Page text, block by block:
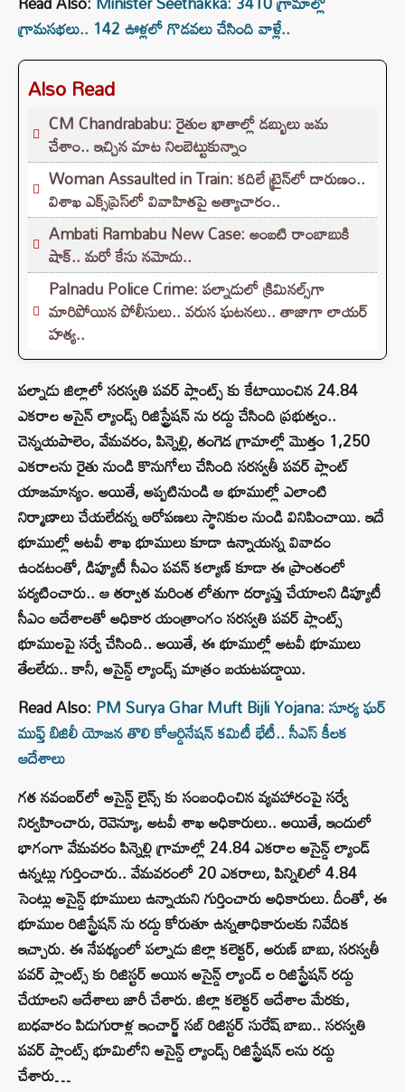
గ్రామసభలు.. 142 ఊళ్లలో గొడవలు చేసింది వాళ్లే..
Also Read
CM Chandrababu: రైతుల ఖాతాల్లో డబ్బులు జమ
చేశాం.. ఇచ్చిన మాట నిలబెట్టుకున్నాం
Woman Assaulted in Train: కదిలే ట్రైన్‌లో దారుణం..
విశాఖ ఎక్స్‌ప్రెస్‌లో వివాహితపై అత్యాచారం..
Ambati Rambabu New Case: అంబటి రాంబాబుకి
షాక్‌.. మరో కేసు నమోదు..
Palnadu Police Crime: పల్నాడులో క్రిమినల్స్‌గా
మారిపోయిన పోలీసులు.. వరుస ఘటనలు.. తాజాగా లాయర్‌
హత్య..
పల్నాడు జిల్లాలో సరస్వతి పవర్ ప్లాంట్స్ కు కేటాయించిన 24.84
ఎకరాల అసైన్ ల్యాండ్స్ రిజిస్ట్రేషన్ ను రద్దు చేసింది ప్రభుత్వం..
చెన్నయపాలెం, వేమవరం, పిన్నెల్లి, తంగెడ గ్రామాల్లో మొత్తం 1,250
ఎకరాలను రైతు నుండి కొనుగోలు చేసింది సరస్వతీ పవర్ ప్లాంట్
యాజమాన్యం. అయితే, అప్పటినుండి ఆ భూముల్లో ఎలాంటి
నిర్మాణాలు చేయలేదన్న ఆరోపణలు స్థానికుల నుండి వినిపించాయి. ఇదే
భూముల్లో అటవీ శాఖ భూములు కూడా ఉన్నాయన్న వివాదం
ఉండటంతో, డిప్యూటీ సీఎం పవన్ కల్యాణ్‌ కూడా ఈ ప్రాంతంలో
పర్యటించారు.. ఆ తర్వాత మరింత లోతుగా దర్యాప్తు చేయాలని డిప్యూటీ
సీఎం ఆదేశాలతో అధికార యంత్రాంగం సరస్వతి పవర్ ప్లాంట్స్
భూములపై సర్వే చేసింది.. అయితే, ఈ భూముల్లో అటవీ భూములు
తేలలేదు.. కానీ, అసైన్డ్ ల్యాండ్స్ మాత్రం బయటపడ్డాయి.
Read Also: PM Surya Ghar Muft Bijli Yojana: సూర్య ఘర్
ముఫ్త్ బిజిలీ యోజన తొలి కోఆర్డినేషన్‌ కమిటీ భేటీ.. సీఎస్‌ కీలక
ఆదేశాలు
గత నవంబర్‌లో అసైన్డ్‌ లైన్స్ కు సంబంధించిన వ్యవహారంపై సర్వే
నిర్వహించారు, రెవెన్యూ, అటవీ శాఖ అధికారులు.. అయితే, ఇందులో
భాగంగా వేమవరం పిన్నెల్లి గ్రామాల్లో 24.84 ఎకరాల అసైన్డ్ ల్యాండ్
ఉన్నట్లు గుర్తించారు.. వేమవరంలో 20 ఎకరాలు, పిన్నిలిలో 4.84
సెంట్లు అసైన్డ్ భూములు ఉన్నాయని గుర్తించారు అధికారులు. దీంతో, ఈ
భూముల రిజిస్ట్రేషన్ ను రద్దు కోరుతూ ఉన్నతాధికారులకు నివేదిక
ఇచ్చారు. ఈ నేపథ్యంలో పల్నాడు జిల్లా కలెక్టర్, అరుణ్ బాబు, సరస్వతీ
పవర్ ప్లాంట్స్ కు రిజిస్టర్ అయిన అసైన్డ్ ల్యాండ్ ల రిజిస్ట్రేషన్ రద్దు
చేయాలని ఆదేశాలు జారీ చేశారు. జిల్లా కలెక్టర్ ఆదేశాల మేరకు,
బుధవారం పిడుగురాళ్ల ఇంచార్జ్ సబ్ రిజిస్టర్ సురేష్ బాబు.. సరస్వతి
పవర్ ప్లాంట్స్ భూమిలోని అసైన్డ్ ల్యాండ్స్ రిజిస్ట్రేషన్ లను రద్దు
చేశారు…